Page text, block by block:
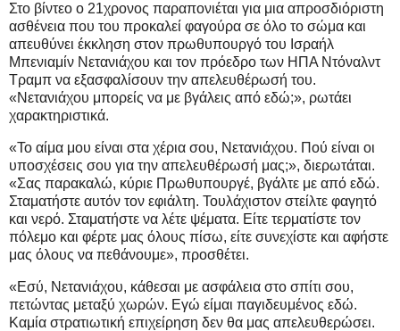
Στο βίντεο ο 21χρονος παραπονιέται για μια απροσδιόριστη
ασθένεια που του προκαλεί φαγούρα σε όλο το σώμα και
απευθύνει έκκληση στον πρωθυπουργό του Ισραήλ
Μπενιαμίν Νετανιάχου και τον πρόεδρο των ΗΠΑ Ντόναλντ
Τραμπ να εξασφαλίσουν την απελευθέρωσή του.
«Νετανιάχου μπορείς να με βγάλεις από εδώ;», ρωτάει
χαρακτηριστικά.
«Το αίμα μου είναι στα χέρια σου, Νετανιάχου. Πού είναι οι
υποσχέσεις σου για την απελευθέρωσή μας;», διερωτάται.
«Σας παρακαλώ, κύριε Πρωθυπουργέ, βγάλτε με από εδώ.
Σταματήστε αυτόν τον εφιάλτη. Τουλάχιστον στείλτε φαγητό
και νερό. Σταματήστε να λέτε ψέματα. Είτε τερματίστε τον
πόλεμο και φέρτε μας όλους πίσω, είτε συνεχίστε και αφήστε
μας όλους να πεθάνουμε», προσθέτει.
«Εσύ, Νετανιάχου, κάθεσαι με ασφάλεια στο σπίτι σου,
πετώντας μεταξύ χωρών. Εγώ είμαι παγιδευμένος εδώ.
Καμία στρατιωτική επιχείρηση δεν θα μας απελευθερώσει.